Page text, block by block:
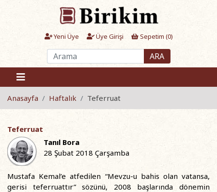
Yeni Üye Üye Girişi Sepetim (0)
ARA
Anasayfa Haftalık Teferruat
Teferruat
Tanıl Bora
28 Şubat 2018 Çarşamba
Mustafa Kemal’e atfedilen “Mevzu-u bahis olan vatansa,
gerisi teferruattır” sözünü, 2008 başlarında dönemin